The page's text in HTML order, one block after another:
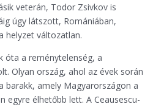
veterán, Todor Zsivkov is
úgy látszott, Romániában,
helyzet változatlan.
óta a reménytelenség, a
Olyan ország, ahol az évek során
barakk, amely Magyarországon a
egyre élhetőbb lett. A Ceausescu-